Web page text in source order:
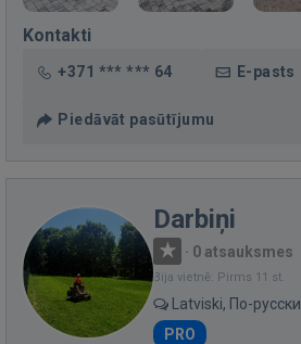
Kontakti
+371 *** *** 64 E-pasts
Piedāvāt pasūtījumu
Darbiņi
· 0 atsauksmes
Bija vietnē: Pirms 11 st.
Latviski, По-русски
PRO